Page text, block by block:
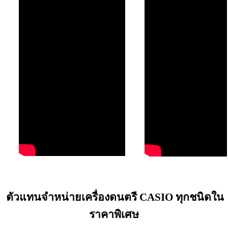
ตัวแทนจำหน่ายเครื่องดนตรี CASIO ทุกชนิดใน
ราคาพิเศษ